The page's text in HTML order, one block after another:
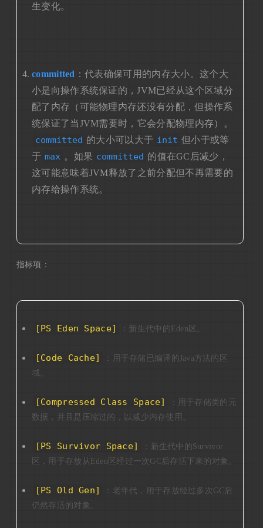
生变化。
committed ：代表确保可用的内存大小。这个大
小是向操作系统保证的，JVM已经从这个区域分
配了内存（可能物理内存还没有分配，但操作系
统保证了当JVM需要时，它会分配物理内存）。
committed 的大小可以大于 init 但小于或等
于 max 。如果 committed 的值在GC后减少，
这可能意味着JVM释放了之前分配但不再需要的
内存给操作系统。
指标项：
[PS Eden Space] ：新生代中的Eden区。
[Code Cache]
：用于存储已编译的Java方法的区
域。
[Compressed Class Space]
：用于存储类的元
数据，并且是压缩过的，以减少内存使用。
[PS Survivor Space]
：新生代中的Survivor
区，用于存放从Eden区经过一次GC后存活下来的对象。
[PS Old Gen]
：老年代，用于存放经过多次GC后
仍然存活的对象。